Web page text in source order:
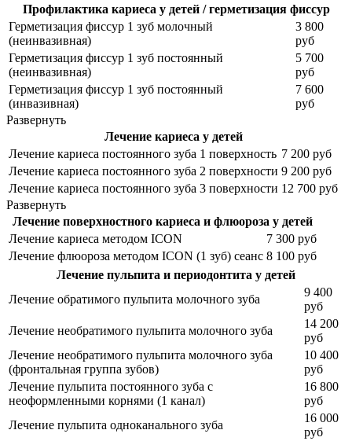
Профилактика кариеса у детей / герметизация фиссур
Герметизация фиссур 1 зуб молочный
(неинвазивная)
3 800
руб
Герметизация фиссур 1 зуб постоянный
(неинвазивная)
5 700
руб
Герметизация фиссур 1 зуб постоянный
(инвазивная)
7 600
руб
Развернуть
Лечение кариеса у детей
Лечение кариеса постоянного зуба 1 поверхность 7 200 руб
Лечение кариеса постоянного зуба 2 поверхности 9 200 руб
Лечение кариеса постоянного зуба 3 поверхности 12 700 руб
Развернуть
Лечение поверхностного кариеса и флюороза у детей
Лечение кариеса методом ICON
7 300 руб
Лечение флюороза методом ICON (1 зуб) сеанс 8 100 руб
Лечение пульпита и периодонтита у детей
Лечение обратимого пульпита молочного зуба
9 400
руб
Лечение необратимого пульпита молочного зуба
14 200
руб
Лечение необратимого пульпита молочного зуба
(фронтальная группа зубов)
10 400
руб
Лечение пульпита постоянного зуба с
неоформленными корнями (1 канал)
16 800
руб
Лечение пульпита одноканального зуба
16 000
руб